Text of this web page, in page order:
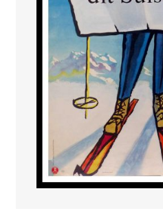
PAYS ETRANGER
THEATRE – EXPOSITION
GUERRE ORIENTALISME
AFFICHES PETITES TAILLES